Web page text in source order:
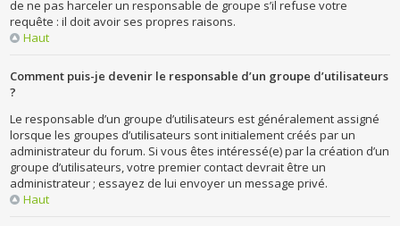
de ne pas harceler un responsable de groupe s’il refuse votre
requête : il doit avoir ses propres raisons.
Haut
Comment puis-je devenir le responsable d’un groupe d’utilisateurs
?
Le responsable d’un groupe d’utilisateurs est généralement assigné
lorsque les groupes d’utilisateurs sont initialement créés par un
administrateur du forum. Si vous êtes intéressé(e) par la création d’un
groupe d’utilisateurs, votre premier contact devrait être un
administrateur ; essayez de lui envoyer un message privé.
Haut